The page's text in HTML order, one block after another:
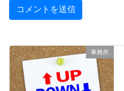
事務所